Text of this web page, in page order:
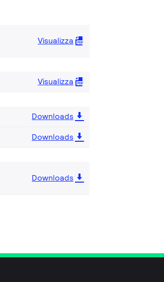
Visualizza
Visualizza
Downloads
Downloads
Downloads